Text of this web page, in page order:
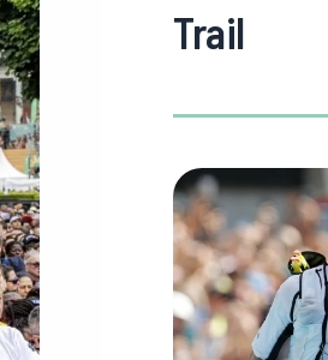
Trail